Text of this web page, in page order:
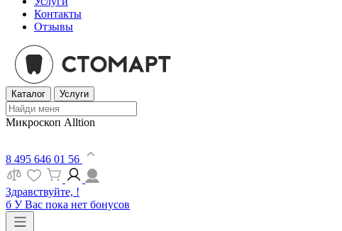
Контакты
Отзывы
Каталог Услуги
Микроскоп Alltion
8 495 646 01 56
Здравствуйте, !
б У Вас пока нет бонусов